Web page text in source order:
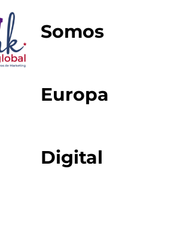
Somos
Europa
Digital